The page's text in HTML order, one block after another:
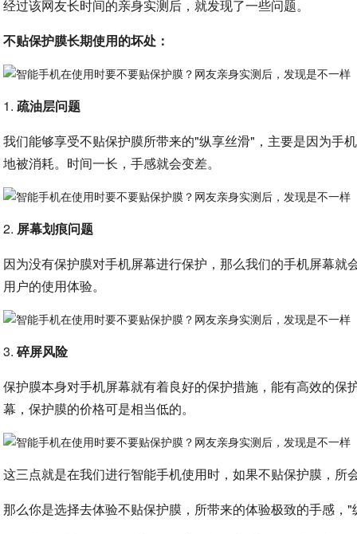
经过该网友长时间的亲身实测后，就发现了一些问题。
不贴保护膜长期使用的坏处：
1.疏油层问题
我们能够享受不贴保护膜所带来的"纵享丝滑"，主要是因为手
地被消耗。时间一长，手感就会变差。
2. 屏幕划痕问题
因为没有保护膜对手机屏幕进行保护，那么我们的手机屏幕
用户的使用体验。
3.碎屏风险
保护膜本身对手机屏幕就有着良好的保护措施，能有高效的
幕，保护膜的价格可是相当低的。
这三点就是在我们进行智能手机使用时，如果不贴保护膜，所
那么你是选择去体验不贴保护膜，所带来的体验极致的手感，